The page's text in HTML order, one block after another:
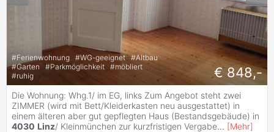
#Ferienwohnung #WG-geeignet #Altbau
#Garten #Parkmöglichkeit #möbliert
#ruhig € 848,-
Die Wohnung: Whg.1/ im EG, links Zum Angebot steht zwei
ZIMMER (wird mit Bett/Kleiderkasten neu ausgestattet) in
einem älteren aber gut gepflegten Haus (Bestandsgebäude) in
4030 Linz/ Kleinmünchen zur kurzfristigen Vergabe... [Mehr]